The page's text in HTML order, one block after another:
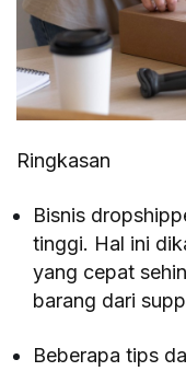
Ringkasan
Bisnis
tinggi. Hal ini
yang cepat
barang dari
Beberapa tips